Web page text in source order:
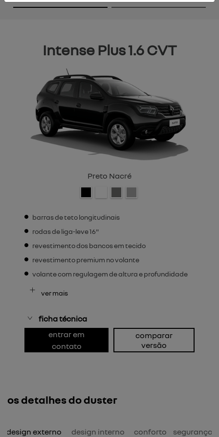
Intense Plus 1.6 CVT
Preto Nacré
barras de teto longitudinais
rodas de liga-leve 16"
revestimento dos bancos em tecido
revestimento premium no volante
volante com regulagem de altura e profundidade
ver mais
ficha técnica
entrar em
contato
comparar
versão
os detalhes do duster
design externo design interno conforto segurança